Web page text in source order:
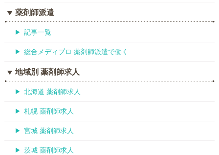
薬剤師派遣
記事一覧
総合メディプロ 薬剤師派遣で働く
地域別 薬剤師求人
北海道 薬剤師求人
札幌 薬剤師求人
宮城 薬剤師求人
茨城 薬剤師求人